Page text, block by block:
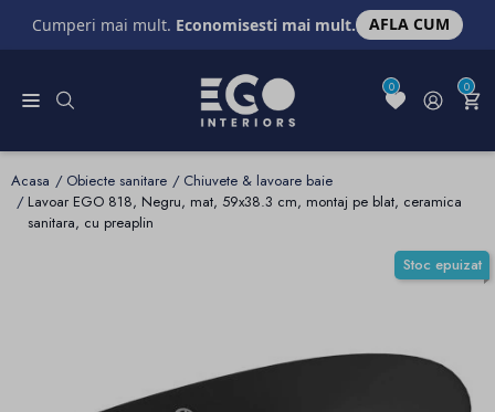
Cumperi mai mult. Economisesti mai mult. AFLA CUM
0 0
Acasa Obiecte sanitare
Chiuvete & lavoare baie
Lavoar EGO 818, Negru, mat, 59x38.3 cm, montaj pe blat, ceramica
sanitara, cu preaplin
Stoc epuizat